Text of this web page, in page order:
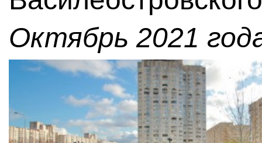
Октябрь 2021